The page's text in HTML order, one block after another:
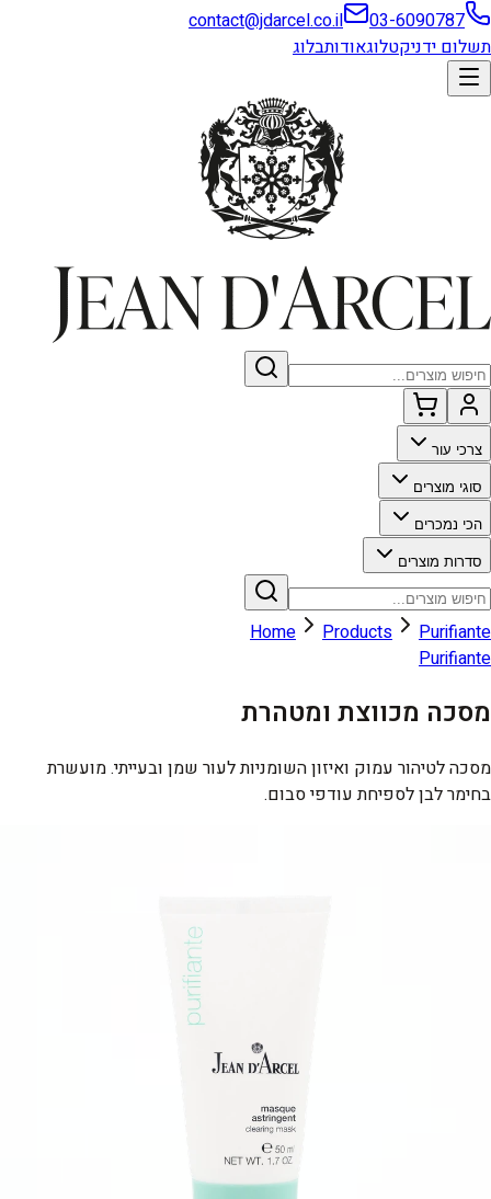
03-6090787
contact@jdarcel.co.il
תשלום ידניקטלוגאודותבלוג
צרכי עור
סוגי מוצרים
הכי נמכרים
סדרות מוצרים
Home Products
Purifiante
Purifiante
מסכה מכווצת ומטהרת
מסכה לטיהור עמוק ואיזון השומניות לעור שמן ובעייתי. מועשרת
בחימר לבן לספיחת עודפי סבום.